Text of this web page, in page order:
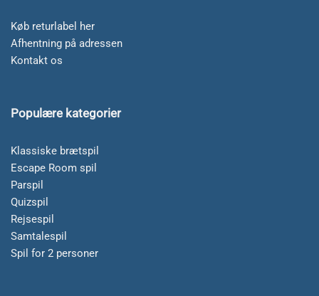
Køb returlabel her
Afhentning på adressen
Kontakt os
Populære kategorier
Klassiske brætspil
Escape Room spil
Parspil
Quizspil
Rejsespil
Samtalespil
Spil for 2 personer